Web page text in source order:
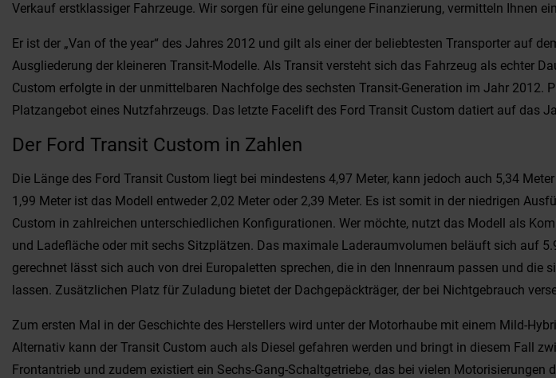
Verkauf erstklassiger Fahrzeuge. Wir sorgen für eine gelungene Finanzierung, vermitteln Ihnen
Er ist der „Van of the year“ des Jahres 2012 und gilt als einer der beliebtesten Transporter auf
Ausgliederung der kleineren Transit-Modelle. Als Transit versteht sich das Fahrzeug als echter
Custom erfolgte in der unmittelbaren Nachfolge des sechsten Transit-Generation im Jahr 2012.
Platzangebot eines Nutzfahrzeugs. Das letzte Facelift des Ford Transit Custom datiert auf das
Der Ford Transit Custom in Zahlen
Die Länge des Ford Transit Custom liegt bei mindestens 4,97 Meter, kann jedoch auch 5,34
1,99 Meter ist das Modell entweder 2,02 Meter oder 2,39 Meter. Es ist somit in der niedrigen
Custom in zahlreichen unterschiedlichen Konfigurationen. Wer möchte, nutzt das Modell als
und Ladefläche oder mit sechs Sitzplätzen. Das maximale Laderaumvolumen beläuft sich auf
gerechnet lässt sich auch von drei Europaletten sprechen, die in den Innenraum passen und die
lassen. Zusätzlichen Platz für Zuladung bietet der Dachgepäckträger, der bei Nichtgebrauch
Zum ersten Mal in der Geschichte des Herstellers wird unter der Motorhaube mit einem Mild-
Alternativ kann der Transit Custom auch als Diesel gefahren werden und bringt in diesem Fall
Frontantrieb und zudem existiert ein Sechs-Gang-Schaltgetriebe, das bei vielen Motorisierungen